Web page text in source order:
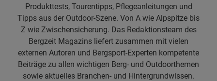
Produkttests, Tourentipps, Pflegeanleitungen und
Tipps aus der Outdoor-Szene. Von A wie Alpspitze bis
Z wie Zwischensicherung. Das Redaktionsteam des
Bergzeit Magazins liefert zusammen mit vielen
externen Autoren und Bergsport-Experten kompetente
Beiträge zu allen wichtigen Berg- und Outdoorthemen
sowie aktuelles Branchen- und Hintergrundwissen.